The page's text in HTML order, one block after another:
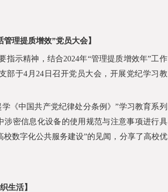
理提质增效”党员大会】
指示精神，结合2024年“管理提质增效年”工作
部于4 月 24 日召开党员大会，开展党纪学习教
《中国共产党纪律处分条例》”学习教育系列
密信息化设备的使用规范与注意事项进行具
校数字化公共服务建设”的见闻，分享了高校优
生活】